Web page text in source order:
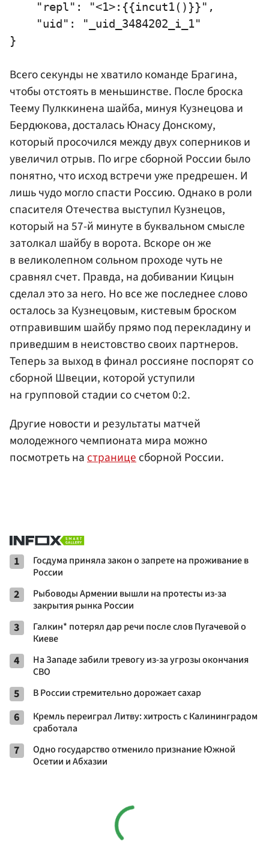
    "repl": "<1>:{{incut1()}}",
    "uid": "_uid_3484202_i_1"
Всего секунды не хватило команде Брагина,
чтобы отстоять в меньшинстве. После броска
Теему Пулккинена шайба, минуя Кузнецова и
Бердюкова, досталась Юнасу Донскому,
который просочился между двух соперников и
увеличил отрыв. По игре сборной России было
понятно, что исход встречи уже предрешен. И
лишь чудо могло спасти Россию. Однако в роли
спасителя Отечества выступил Кузнецов,
который на 57-й минуте в буквальном смысле
затолкал шайбу в ворота. Вскоре он же
в великолепном сольном проходе чуть не
сравнял счет. Правда, на добивании Кицын
сделал это за него. Но все же последнее слово
осталось за Кузнецовым, кистевым броском
отправившим шайбу прямо под перекладину и
приведшим в неистовство своих партнеров.
Теперь за выход в финал россияне поспорят со
сборной Швеции, которой уступили
на групповой стадии со счетом 0:2.
Другие новости и результаты матчей
молодежного чемпионата мира можно
посмотреть на странице сборной России.
1
Госдума приняла закон о запрете на проживание в
России
2
Рыбоводы Армении вышли на протесты из-за
закрытия рынка России
3
Галкин* потерял дар речи после слов Пугачевой о
Киеве
4
На Западе забили тревогу из-за угрозы окончания
СВО
5 В России стремительно дорожает сахар
6
Кремль переиграл Литву: хитрость с Калининградом
сработала
7
Одно государство отменило признание Южной
Осетии и Абхазии